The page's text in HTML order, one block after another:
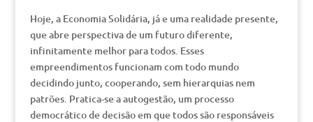
Hoje, a Economia Solidária, já e uma realidade presente,
que abre perspectiva de um futuro diferente,
infinitamente melhor para todos. Esses
empreendimentos funcionam com todo mundo
decidindo junto, cooperando, sem hierarquias nem
patrões. Pratica-se a autogestão, um processo
democrático de decisão em que todos são responsáveis